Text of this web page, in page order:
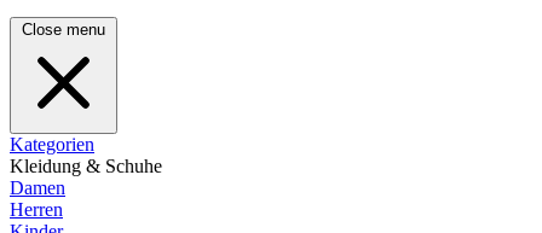
Close menu
Kategorien
Kleidung & Schuhe
Damen
Herren